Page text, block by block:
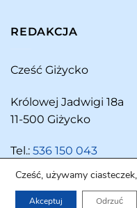
REDAKCJA
Cześć Giżycko
Królowej Jadwigi 18a
11-500 Giżycko
Tel.: 536 150 043
Copyright
Cześć, używamy
Akceptuj Odrzuć